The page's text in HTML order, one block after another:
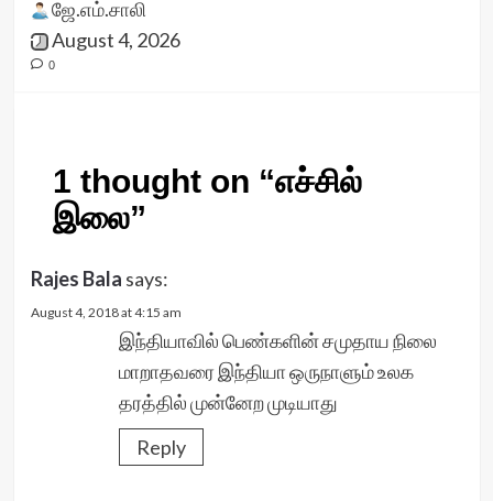
ஜே.எம்.சாலி
August 4, 2026
0
1 thought on “எச்சில்
இலை”
Rajes Bala says:
August 4, 2018 at 4:15 am
இந்தியாவில் பெண்களின் சமுதாய நிலை
மாறாதவரை இந்தியா ஒருநாளும் உலக
தரத்தில் முன்னேற முடியாது
Reply